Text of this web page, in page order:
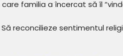
care familia a încercat să îl
Să reconcilieze sentimentul